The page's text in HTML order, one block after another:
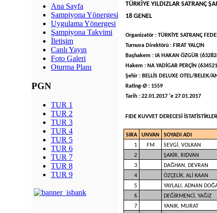
Ana Sayfa
Şampiyona Yönergesi
Uygulama Yönergesi
Şampiyona Takvimi
İletişim
Canlı Yayın
Foto Galeri
Oturma Planı
PGN
TUR 1
TUR 2
TUR 3
TUR 4
TUR 5
TUR 6
TUR 7
TUR 8
TUR 9
TÜRKİYE YILDIZLAR SATRANÇ
18 GENEL
Organizatör : TÜRKİYE SATRANÇ
Turnuva Direktörü : FIRAT YALÇIN
Başhakem : IA HAKAN ÖZGÜR
Hakem : NA YADİGAR PERÇİN
Şehir : BELLİS DELUXE OTEL/BELEK/
Rating-Ø : 1559
Tarih : 22.01.2017 'e 27.01.2017
FIDE KUVVET DERECESİ
SIRA UNVAN
SOYADI ADI
1
FM
SEVGİ, VOLKAN
2
ŞAKİR, RIDVAN
3
DAĞHAN, DEVRAN
4
ÖZÇELİK, ALİ KAAN
5
YAYLALI, ADNAN
6
DEĞİRMENCİ, YAĞIZ
7
YANIK, MURAT